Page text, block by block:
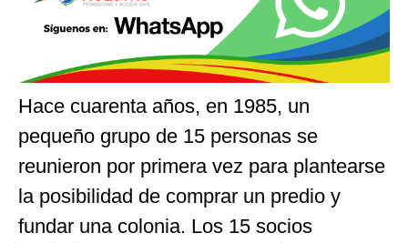
Hace cuarenta años, en 1985, un
pequeño grupo de 15 personas se
reunieron por primera vez para plantearse
la posibilidad de comprar un predio y
fundar una colonia. Los 15 socios